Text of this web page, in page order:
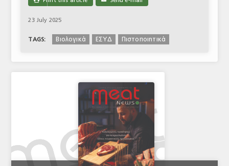
23 July 2025
TAGS: Βιολογικά ΕΣΥΔ Πιστοποιητικά